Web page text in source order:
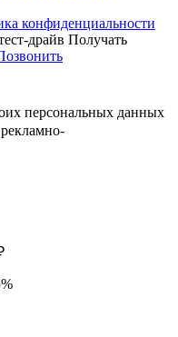
конфиденциальности
драйв Получать
персональных данных